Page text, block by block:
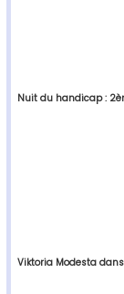
Nuit du handicap :
Viktoria Modesta